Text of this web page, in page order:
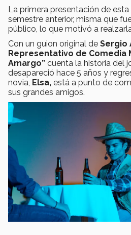
La primera presentación de
semestre anterior, misma que
público, lo que motivó a
Con un guion original de Sergio
Representativo de Comedia
Amargo” cuenta la historia del
desapareció hace 5 años y
novia, Elsa, está a punto de
sus grandes amigos.